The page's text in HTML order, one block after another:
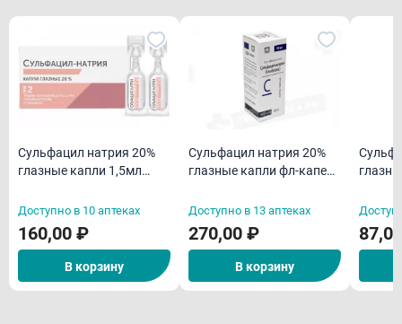
Сульфацил натрия 20%
глазные капли 1,5мл
Доступно в 10 аптеках
160,00 ₽
В корзину
Сульфацил натрия 20%
глазные капли фл-капел
Доступно в 13 аптеках
270,00 ₽
В корзину